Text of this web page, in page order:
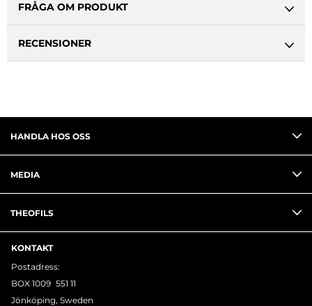
FRÅGA OM PRODUKT
RECENSIONER
HANDLA HOS OSS
MEDIA
THEOFILS
KONTAKT
Postadress:
BOX 1009 551 11
Jönköping, Sweden